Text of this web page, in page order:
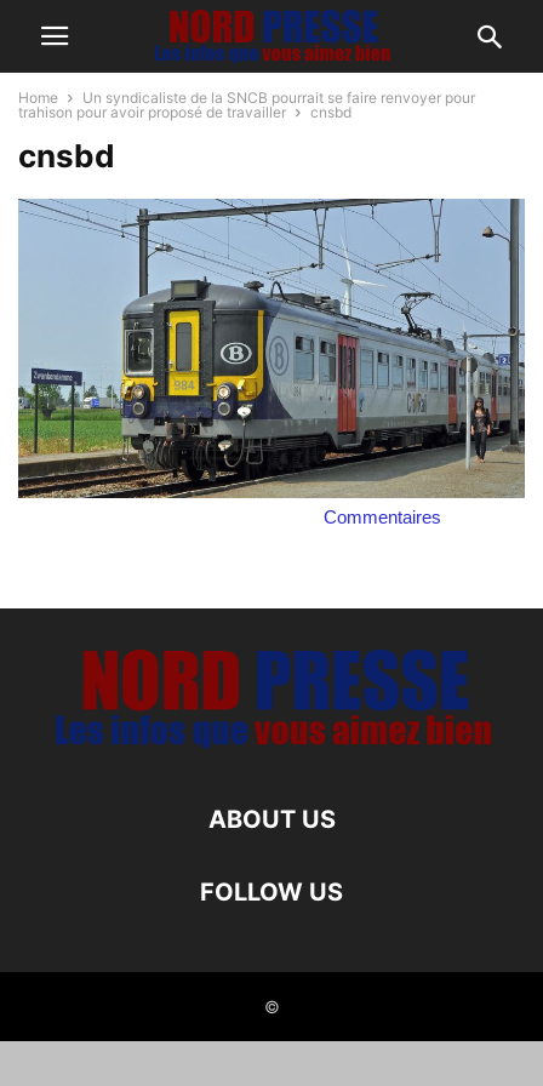
Home
Un syndicaliste de la SNCB pourrait se faire renvoyer pour
trahison pour avoir proposé de travailler
cnsbd
cnsbd
Commentaires
ABOUT US
FOLLOW US
©